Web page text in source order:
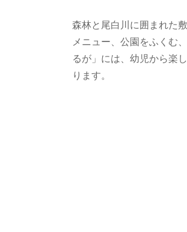
森林と尾白川に囲まれた
メニュー、公園をふくむ
るが」には、幼児から楽
ります。